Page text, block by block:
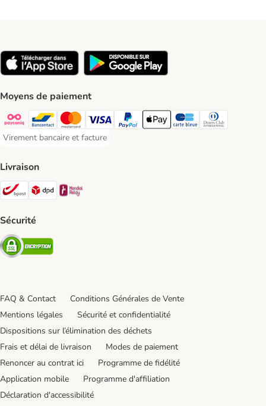
Moyens de paiement
Payconiq Payment Method
Bancontact Payment Method
Mastercard Payment Method
Visa Payment Method
Paypal Payment Method
Apple Pay Payment Method
Carte bleue Payment
Diners club
Virement bancaire et facture
Virement bancaire et facture Payment Method
Livraison
Bpost Shipping Method
DPD Shipping Method
Sécurité
Security
FAQ & Contact
Conditions Générales de Vente
Mentions légales
Sécurité et confidentialité
Dispositions sur l’élimination des déchets
Frais et délai de livraison
Modes de paiement
Renoncer au contrat ici
Programme de fidélité
Application mobile
Programme d'affiliation
Déclaration d'accessibilité